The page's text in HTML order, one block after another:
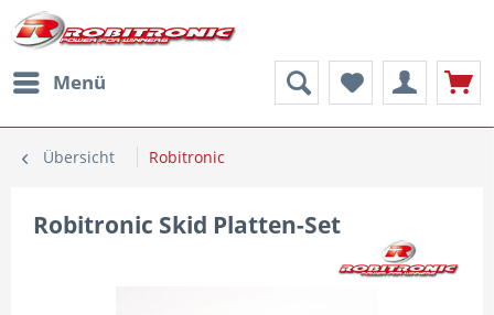
Menü
Übersicht Robitronic
Robitronic Skid Platten-Set